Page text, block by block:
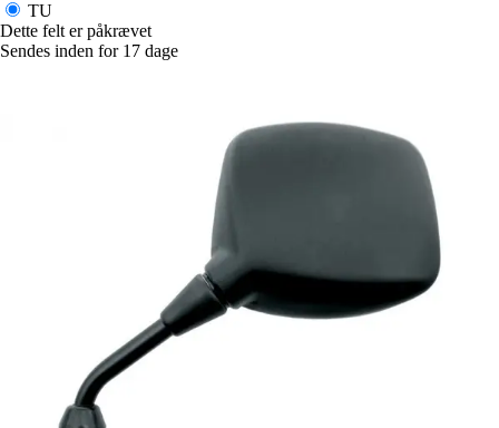
TU
Dette felt er påkrævet
Sendes inden for 17 dage